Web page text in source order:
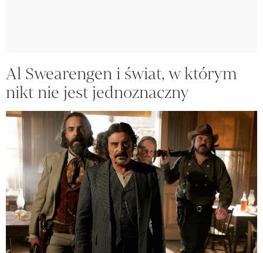
Al Swearengen i świat, w którym
nikt nie jest jednoznaczny